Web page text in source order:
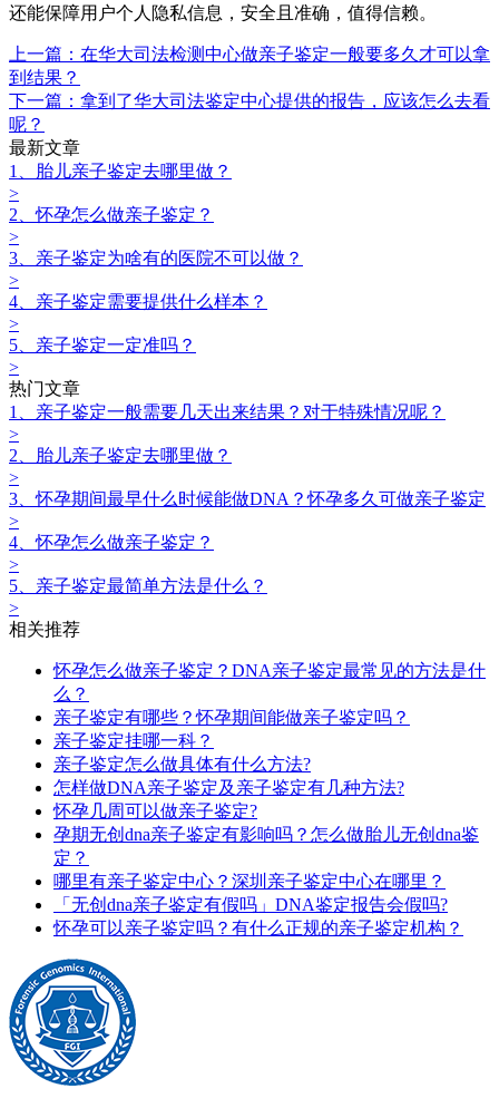
还能保障用户个人隐私信息，安全且准确，值得信赖。
上一篇：在华大司法检测中心做亲子鉴定一般要多久才可以拿
到结果？
下一篇：拿到了华大司法鉴定中心提供的报告，应该怎么去看
呢？
最新文章
1、胎儿亲子鉴定去哪里做？
>
2、怀孕怎么做亲子鉴定？
>
3、亲子鉴定为啥有的医院不可以做？
>
4、亲子鉴定需要提供什么样本？
>
5、亲子鉴定一定准吗？
>
热门文章
1、亲子鉴定一般需要几天出来结果？对于特殊情况呢？
>
2、胎儿亲子鉴定去哪里做？
>
3、怀孕期间最早什么时候能做DNA？怀孕多久可做亲子鉴定
>
4、怀孕怎么做亲子鉴定？
>
5、亲子鉴定最简单方法是什么？
>
相关推荐
怀孕怎么做亲子鉴定？DNA亲子鉴定最常见的方法是什
么？
亲子鉴定有哪些？怀孕期间能做亲子鉴定吗？
亲子鉴定挂哪一科？
亲子鉴定怎么做具体有什么方法?
怎样做DNA亲子鉴定及亲子鉴定有几种方法?
怀孕几周可以做亲子鉴定?
孕期无创dna亲子鉴定有影响吗？怎么做胎儿无创dna鉴
定？
哪里有亲子鉴定中心？深圳亲子鉴定中心在哪里？
「无创dna亲子鉴定有假吗」DNA鉴定报告会假吗?
怀孕可以亲子鉴定吗？有什么正规的亲子鉴定机构？